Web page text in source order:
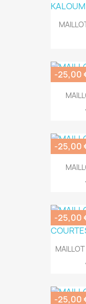
-25,00
-25,00
-25,00
-25,00